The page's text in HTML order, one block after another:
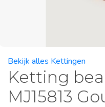
Bekijk alles Kettingen
Ketting
MJ15813